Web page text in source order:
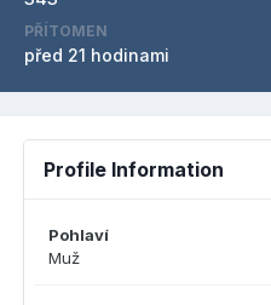
PŘÍTOMEN
před 21 hodinami
Profile Information
Pohlaví
Muž